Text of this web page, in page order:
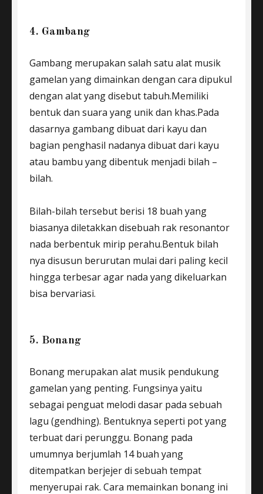
4. Gambang
Gambang merupakan salah satu alat musik
gamelan yang dimainkan dengan cara dipukul
dengan alat yang disebut tabuh.Memiliki
bentuk dan suara yang unik dan khas.Pada
dasarnya gambang dibuat dari kayu dan
bagian penghasil nadanya dibuat dari kayu
atau bambu yang dibentuk menjadi bilah –
bilah.
Bilah-bilah tersebut berisi 18 buah yang
biasanya diletakkan disebuah rak resonantor
nada berbentuk mirip perahu.Bentuk bilah
nya disusun berurutan mulai dari paling kecil
hingga terbesar agar nada yang dikeluarkan
bisa bervariasi.
5. Bonang
Bonang merupakan alat musik pendukung
gamelan yang penting. Fungsinya yaitu
sebagai penguat melodi dasar pada sebuah
lagu (gendhing). Bentuknya seperti pot yang
terbuat dari perunggu. Bonang pada
umumnya berjumlah 14 buah yang
ditempatkan berjejer di sebuah tempat
menyerupai rak. Cara memainkan bonang ini